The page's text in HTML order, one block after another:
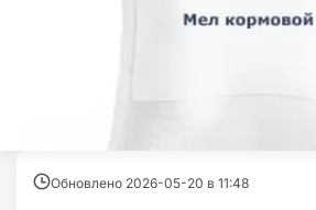
Обновлено 2026-05-20 в 11:48